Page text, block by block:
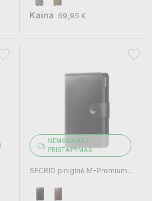
Kaina 69,95 €
NEMOKAMAS
PRISTATYMAS
SECRID piniginė M-Premium...